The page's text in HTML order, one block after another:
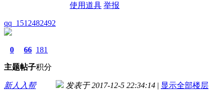
使用道具 举报
qq_1512482492
0
主题
66
帖子
181
积分
新人入帮 发表于 2017-12-5 22:34:14 | 显示全部楼层